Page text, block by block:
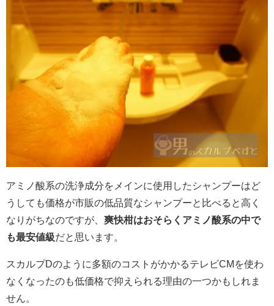
アミノ酸系の洗浄成分をメインに使用したシャンプーはど
うしても価格が市販の低品質なシャンプーと比べると高く
なりがちなのですが、 爽快柑はおそらくアミノ酸系の中で
も最安値級だと思います。
スカルプDのように多額のコストがかかるテレビCMを使わ
なくなったのも低価格で抑えられる理由の一つかもしれま
せん。